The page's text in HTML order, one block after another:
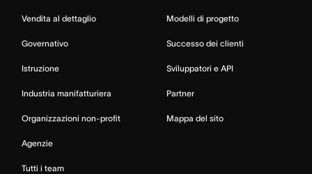
Vendita al dettaglio
Governativo
Istruzione
Industria manifatturiera
Organizzazioni non-profit
Agenzie
Tutti i team
Modelli di progetto
Successo dei clienti
Sviluppatori e API
Partner
Mappa del sito